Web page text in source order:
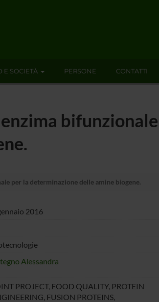
E SOCIETÀ PERSONE CONTATTI
per la determinazione delle amine biogene.
2016
Alessandra
PROJECT, FOOD QUALITY, PROTEIN
FUSION PROTEINS,